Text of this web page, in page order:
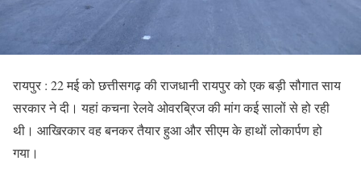
रायपुर : 22 मई को छत्तीसगढ़ की राजधानी रायपुर को एक बड़ी सौगात साय
सरकार ने दी। यहां कचना रेलवे ओवरब्रिज की मांग कई सालों से हो रही
थी। आखिरकार वह बनकर तैयार हुआ और सीएम के हाथों लोकार्पण हो
गया।